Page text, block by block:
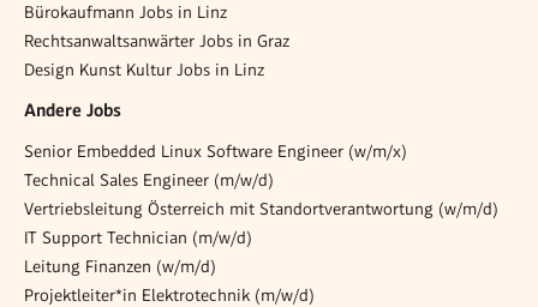
Bürokaufmann Jobs in Linz
Rechtsanwaltsanwärter Jobs in Graz
Design Kunst Kultur Jobs in Linz
Andere Jobs
Senior Embedded Linux Software Engineer (w/m/x)
Technical Sales Engineer (m/w/d)
Vertriebsleitung Österreich mit Standortverantwortung (w/m/d)
IT Support Technician (m/w/d)
Leitung Finanzen (w/m/d)
Projektleiter*in Elektrotechnik (m/w/d)